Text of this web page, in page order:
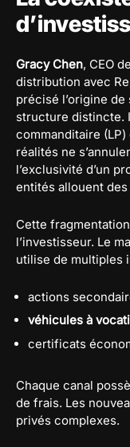
Gracy Chen, CEO
distribution avec
précisé l’origine de
structure distincte.
commanditaire (LP)
réalités ne
l’exclusivité d’un
entités allouent
Cette
l’investisseur. Le
utilise de multiples
actions
véhicules à
certificats
Chaque canal
de frais. Les
privés complexes.